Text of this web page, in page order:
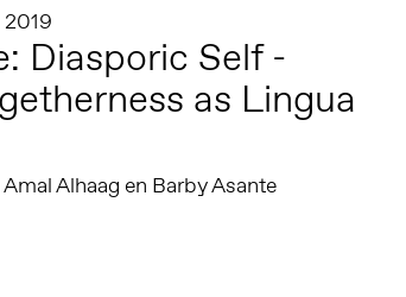
2019
Diasporic Self -
as Lingua
Alhaag en Barby Asante